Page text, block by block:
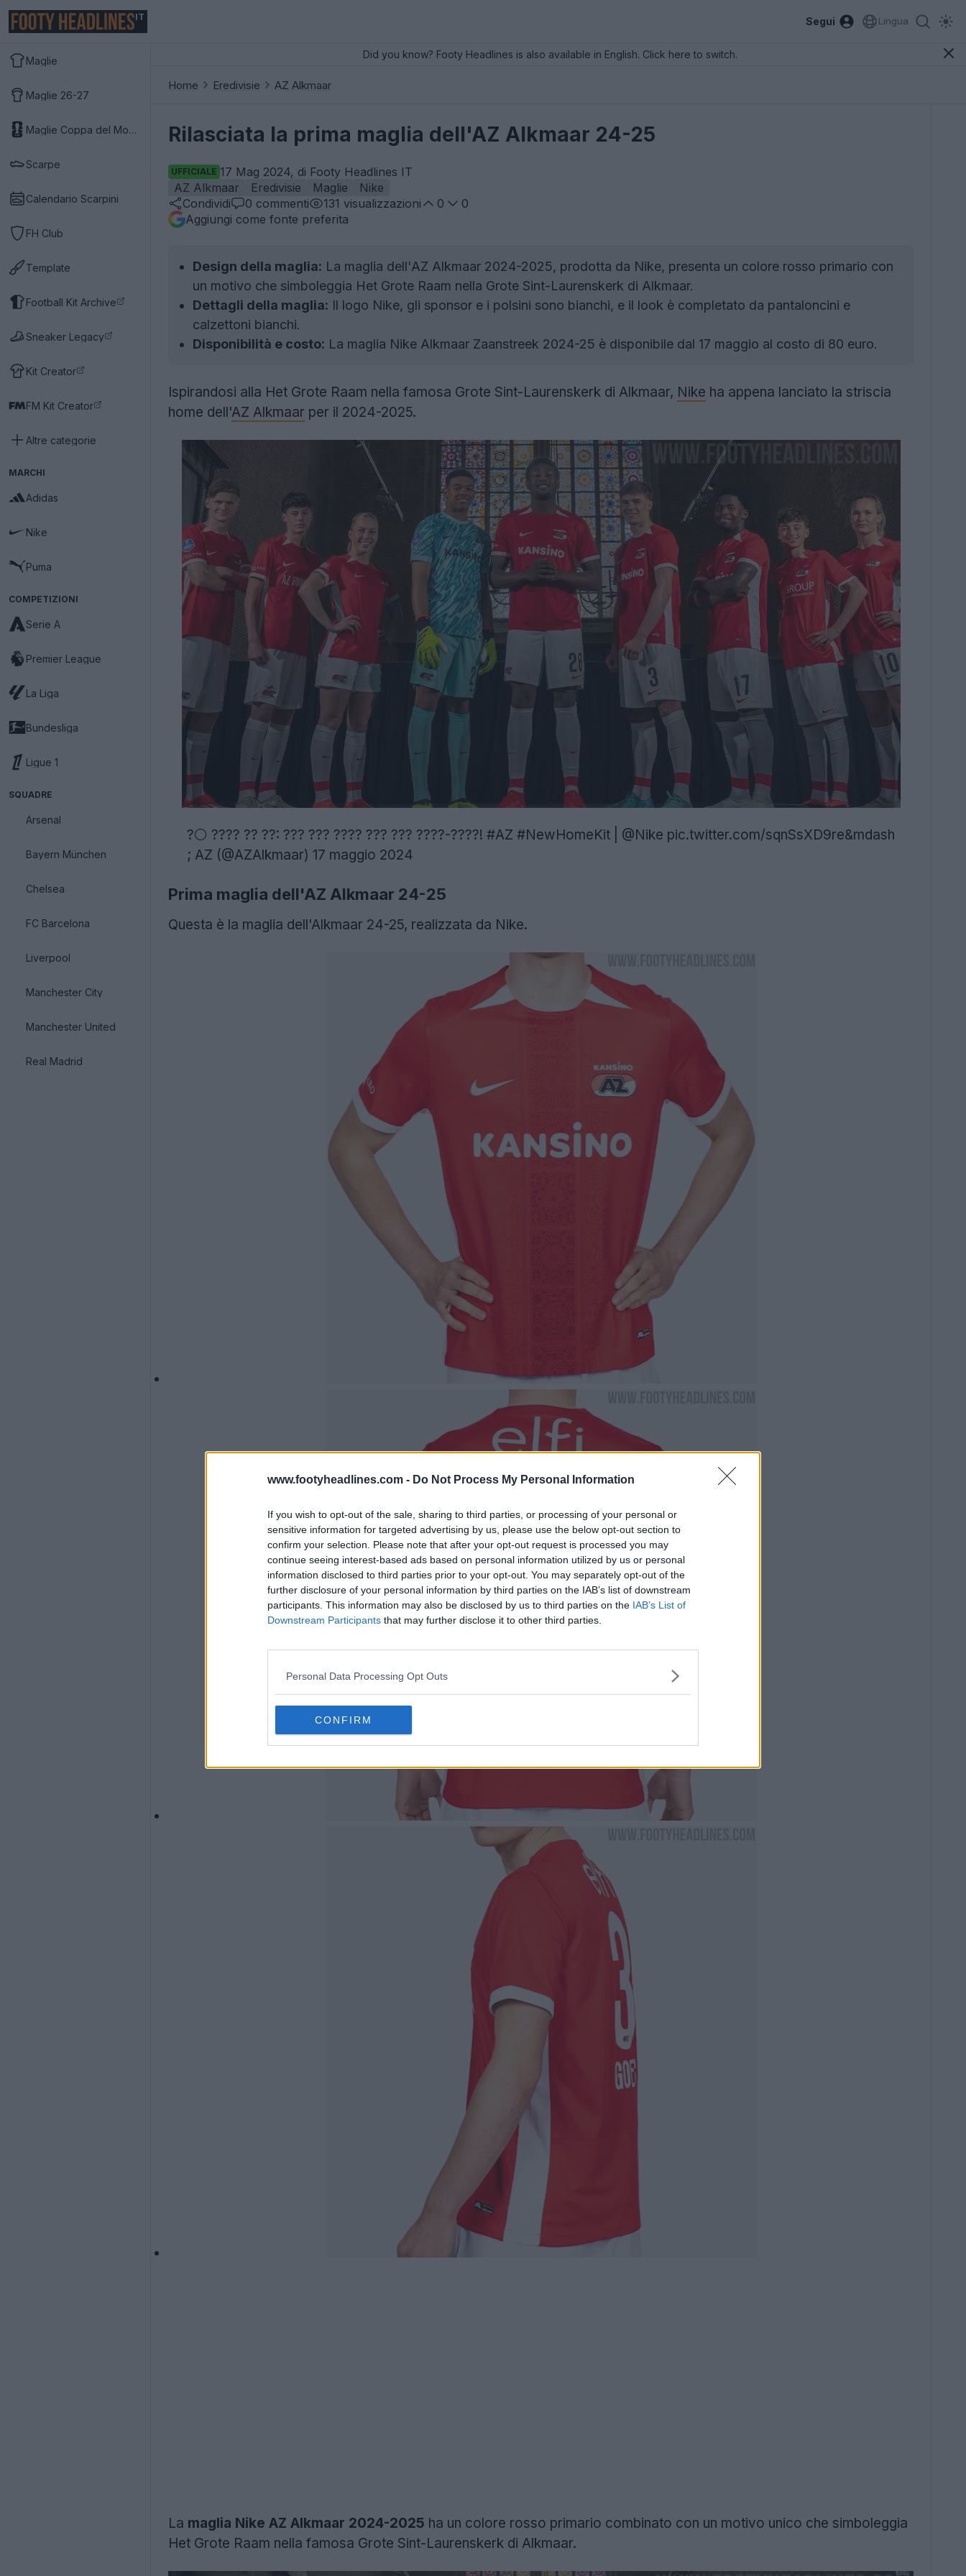
www.footyheadlines.com - Do Not Process My Personal Information
If you wish to opt-out of the sale, sharing to third parties, or processing of your personal or
sensitive information for targeted advertising by us, please use the below opt-out section to
confirm your selection. Please note that after your opt-out request is processed you may
continue seeing interest-based ads based on personal information utilized by us or personal
information disclosed to third parties prior to your opt-out. You may separately opt-out of the
further disclosure of your personal information by third parties on the IAB’s list of downstream
participants. This information may also be disclosed by us to third parties on the IAB’s List of
Downstream Participants that may further disclose it to other third parties.
Personal Data Processing Opt Outs
CONFIRM
IT Segui Lingua
Maglie
Maglie 26-27
Maglie Coppa del Mondo 2026
Scarpe
Calendario Scarpini
FH Club
Template
Football Kit Archive
Sneaker Legacy
Kit Creator
FM Kit Creator
Altre categorie
MARCHI
Adidas
Nike
Puma
COMPETIZIONI
Serie A
Premier League
La Liga
Bundesliga
Ligue 1
SQUADRE
Arsenal
Bayern München
Chelsea
FC Barcelona
Liverpool
Manchester City
Manchester United
Real Madrid
Did you know? Footy Headlines is also available in English. Click here to switch.
Home Eredivisie AZ Alkmaar
Rilasciata la prima maglia dell'AZ Alkmaar 24-25
UFFICIALE 17 Mag 2024, di Footy Headlines IT
AZ Alkmaar
Eredivisie Maglie
Nike
Condividi
0 commenti 131 visualizzazioni 0
0
Aggiungi come fonte preferita
Design della maglia: La maglia dell'AZ Alkmaar 2024-2025, prodotta da Nike, presenta un colore rosso primario con
un motivo che simboleggia Het Grote Raam nella Grote Sint-Laurenskerk di Alkmaar.
Dettagli della maglia: Il logo Nike, gli sponsor e i polsini sono bianchi, e il look è completato da pantaloncini e
calzettoni bianchi.
Disponibilità e costo: La maglia Nike Alkmaar Zaanstreek 2024-25 è disponibile dal 17 maggio al costo di 80 euro.
Ispirandosi alla Het Grote Raam nella famosa Grote Sint-Laurenskerk di Alkmaar, Nike ha appena lanciato la striscia
home dell'AZ Alkmaar per il 2024-2025.
?⚪ ???? ?? ??: ??? ??? ???? ??? ??? ????-????! #AZ #NewHomeKit @Nike pic.twitter.com/sqnSsXD9re&mdash
; AZ (@AZAlkmaar) 17 maggio 2024
Prima maglia dell'AZ Alkmaar 24-25
Questa è la maglia dell'Alkmaar 24-25, realizzata da Nike.
La maglia Nike AZ Alkmaar 2024-2025 ha un colore rosso primario combinato con un motivo unico che simboleggia
Het Grote Raam nella famosa Grote Sint-Laurenskerk di Alkmaar.